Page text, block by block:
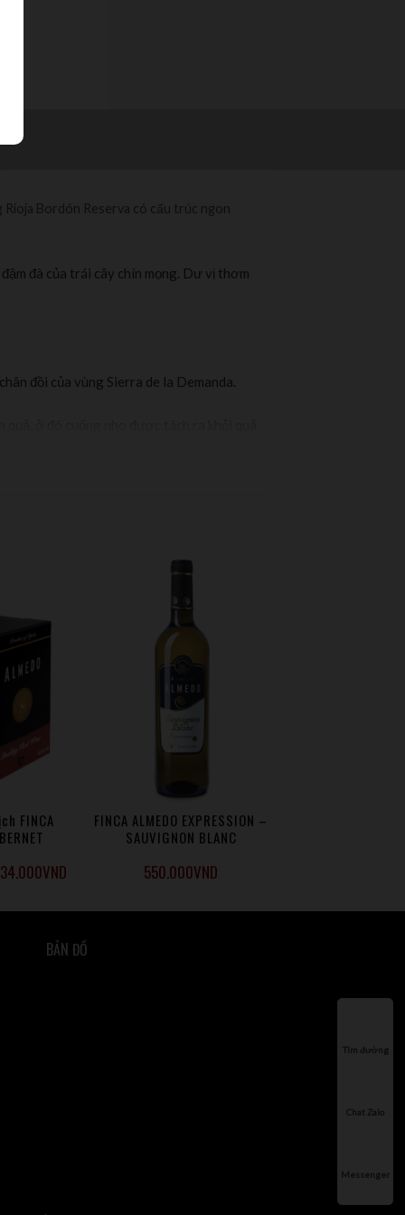
Rioja Bordón Reserva có cấu trúc ngon
đà của trái cây chín mọng. Dư vị thơm
đồi của vùng Sierra de la Demanda.
rượu vang khỏi cặn lắng hoặc cặn đã
FINCA
VND
FINCA ALMEDO EXPRESSION –
SAUVIGNON BLANC
550.000VND
BẢN ĐỒ
Tìm đường
Chat Zalo
Messenger